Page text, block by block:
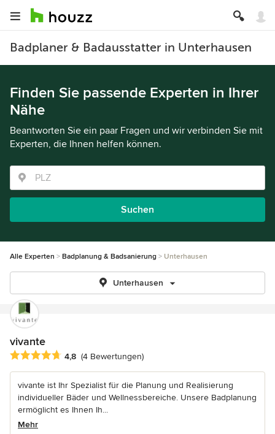
Badplaner & Badausstatter in Unterhausen
Finden Sie passende Experten in Ihrer
Nähe
Beantworten Sie ein paar Fragen und wir verbinden Sie mit
Experten, die Ihnen helfen können.
Suchen
Alle Experten Badplanung & Badsanierung Unterhausen
Unterhausen
vivante
Durchschnittliche Bewertung: 4.8 von 5 Sternen
4,8 (4 Bewertungen)
vivante ist Ihr Spezialist für die Planung und Realisierung
individueller Bäder und Wellnessbereiche. Unsere Badplanung
ermöglicht es Ihnen Ih...
Mehr